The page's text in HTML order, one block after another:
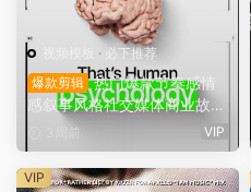
· 必下推荐
爆款剪辑 热门爆款节奏感情
感叙事风格社交媒体商业故事
AE工程项目文件（16056）
3周前 VIP
VIP